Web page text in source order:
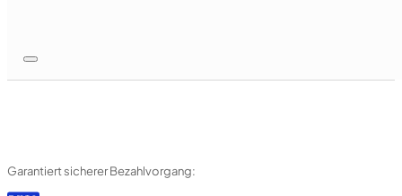
Garantiert sicherer Bezahlvorgang: